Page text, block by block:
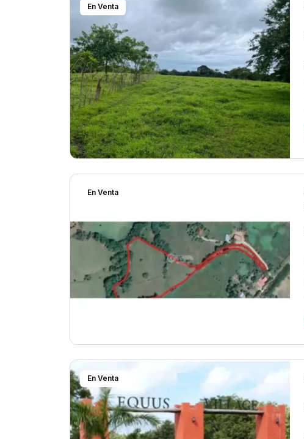
En Venta
En Venta
En Venta